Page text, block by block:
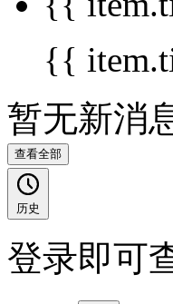
{{
暂无新消
查看全部
历史
登录即可